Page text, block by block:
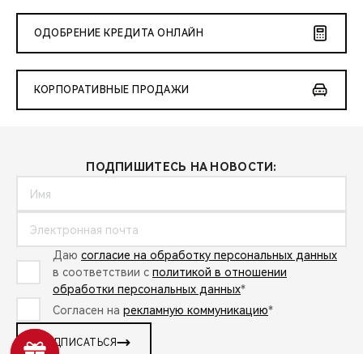
ОДОБРЕНИЕ КРЕДИТА ОНЛАЙН
КОРПОРАТИВНЫЕ ПРОДАЖИ
ПОДПИШИТЕСЬ НА НОВОСТИ:
Даю согласие на обработку персональных данных
в соответствии с политикой в отношении
обработки персональных данных*
Согласен на рекламную коммуникацию*
ПОДПИСАТЬСЯ